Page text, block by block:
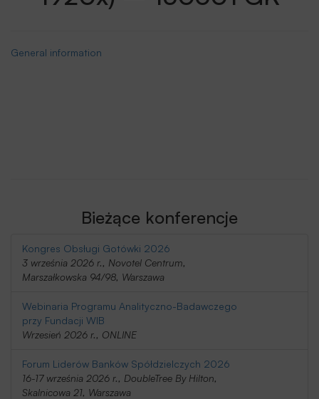
General information
Bieżące konferencje
Kongres Obsługi Gotówki 2026
3 września 2026 r., Novotel Centrum,
Marszałkowska 94/98, Warszawa
Webinaria Programu Analityczno-Badawczego
przy Fundacji WIB
Wrzesień 2026 r., ONLINE
Forum Liderów Banków Spółdzielczych 2026
16-17 września 2026 r., DoubleTree By Hilton,
Skalnicowa 21, Warszawa